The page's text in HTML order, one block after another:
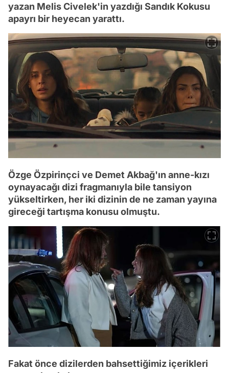
yazan Melis Civelek'in yazdığı Sandık Kokusu
apayrı bir heyecan yarattı.
Özge Özpirinçci ve Demet Akbağ'ın anne-kızı
oynayacağı dizi fragmanıyla bile tansiyon
yükseltirken, her iki dizinin de ne zaman yayına
gireceği tartışma konusu olmuştu.
Fakat önce dizilerden bahsettiğimiz içerikleri